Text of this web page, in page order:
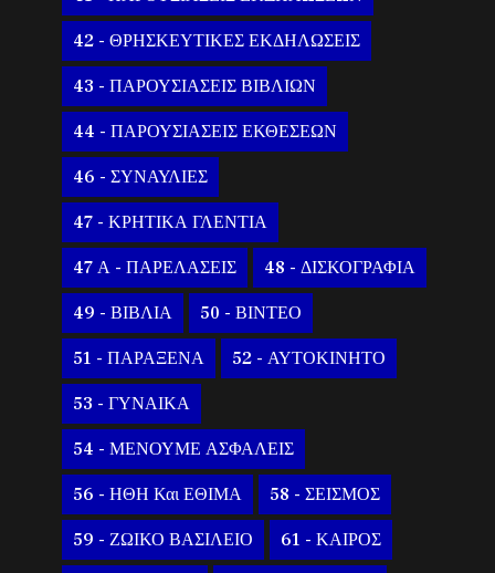
42 - ΘΡΗΣΚΕΥΤΙΚΕΣ ΕΚΔΗΛΩΣΕΙΣ
43 - ΠΑΡΟΥΣΙΑΣΕΙΣ ΒΙΒΛΙΩΝ
44 - ΠΑΡΟΥΣΙΑΣΕΙΣ ΕΚΘΕΣΕΩΝ
46 - ΣΥΝΑΥΛΙΕΣ
47 - ΚΡΗΤΙΚΑ ΓΛΕΝΤΙΑ
47 Α - ΠΑΡΕΛΑΣΕΙΣ 48 - ΔΙΣΚΟΓΡΑΦΙΑ
49 - ΒΙΒΛΙΑ 50 - ΒΙΝΤΕΟ
51 - ΠΑΡΑΞΕΝΑ 52 - ΑΥΤΟΚΙΝΗΤΟ
53 - ΓΥΝΑΙΚΑ
54 - ΜΕΝΟΥΜΕ ΑΣΦΑΛΕΙΣ
56 - ΗΘΗ Και ΕΘΙΜΑ 58 - ΣΕΙΣΜΟΣ
59 - ΖΩΙΚΟ ΒΑΣΙΛΕΙΟ 61 - ΚΑΙΡΟΣ